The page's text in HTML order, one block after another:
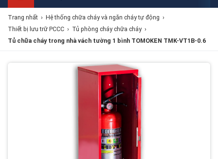
Trang nhất › Hệ thống chữa cháy và ngăn cháy tự động ›
Thiết bị lưu trữ PCCC › Tủ phòng cháy chữa cháy ›
Tủ chữa cháy trong nhà vách tường 1 bình TOMOKEN TMK-VT1B-0.6